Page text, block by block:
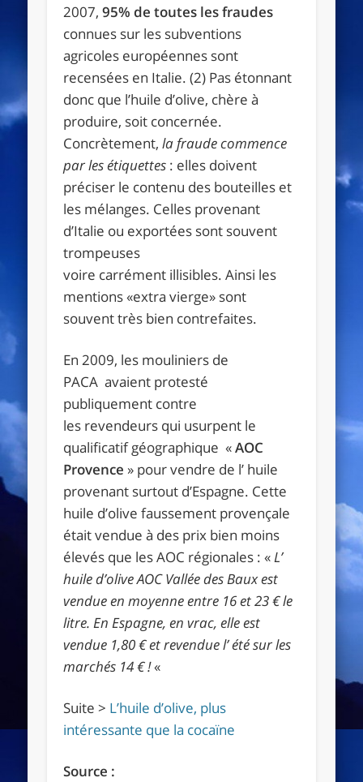
2007,95% de toutes les fraudes
connues sur les subventions
agricoles européennes sont
recensées en Italie. (2) Pas étonnant
donc que l’huile d’olive, chère à
produire, soit concernée.
Concrètement, la fraude commence
par les étiquettes : elles doivent
préciser le contenu des bouteilles et
les mélanges. Celles provenant
d’Italie ou exportées sont souvent
trompeuses
voire carrément illisibles. Ainsi les
mentions «extra vierge» sont
souvent très bien contrefaites.
En 2009, les mouliniers de
PACA avaient protesté
publiquement contre
les revendeurs qui usurpent le
qualificatif géographique «AOC
Provence » pour vendre de l’ huile
provenant surtout d’Espagne. Cette
huile d’olive faussement provençale
était vendue à des prix bien moins
élevés que les AOC régionales : «L’
huile d’olive AOC Vallée des Baux est
vendue en moyenne entre 16 et 23 € le
litre. En Espagne, en vrac, elle est
vendue 1,80 € et revendue l’ été sur les
marchés 14 € !«
Suite > L’huile d’olive, plus
intéressante que la cocaïne
Source :